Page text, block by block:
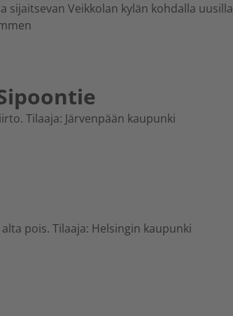
Veikkolan kylän kohdalla uusilla
Tilaaja: Järvenpään kaupunki
pois. Tilaaja: Helsingin kaupunki